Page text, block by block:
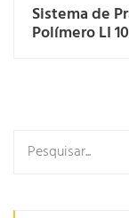
Sistema de
Polímero LI